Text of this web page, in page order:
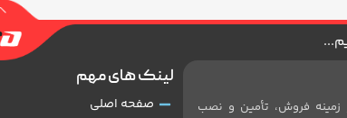
فروش، تأمین و نصب
لینک های مهم
صفحه اصلی